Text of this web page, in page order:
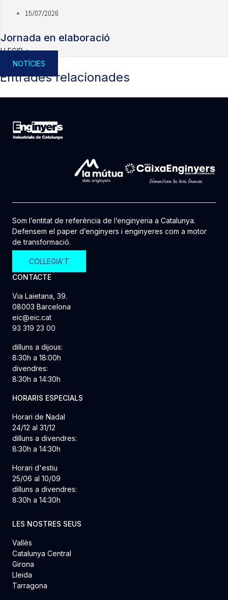
15/07/2026
Jornada en elaboració
LLEGIR +
NOTÍCIES
Entrades relacionades
Som l’entitat de referència de l’enginyeria a Catalunya.
Defensem el paper d’enginyers i enginyeres com a motor
de transformació.
COL·LEGIA'T
CONTACTE
Via Laietana, 39.
08003 Barcelona
eic@eic.cat
93 319 23 00
dilluns a dijous:
8:30h a 18:00h
divendres:
8:30h a 14:30h
HORARIS ESPECIALS
Horari de Nadal
24/12 al 31/12
dilluns a divendres:
8:30h a 14:30h
Horari d'estiu
25/06 al 10/09
dilluns a divendres:
8:30h a 14:30h
LES NOSTRES SEUS
Vallès
Catalunya Central
Girona
Lleida
Tarragona